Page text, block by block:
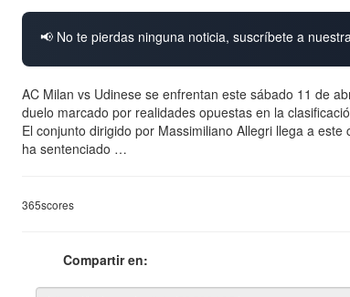
📢 No te pierdas ninguna noticia, suscríbete a
AC Milan vs Udinese se enfrentan este sábado 11 de
duelo marcado por realidades opuestas en la
El conjunto dirigido por Massimiliano Allegri llega a
ha sentenciado …
365scores
Compartir en: